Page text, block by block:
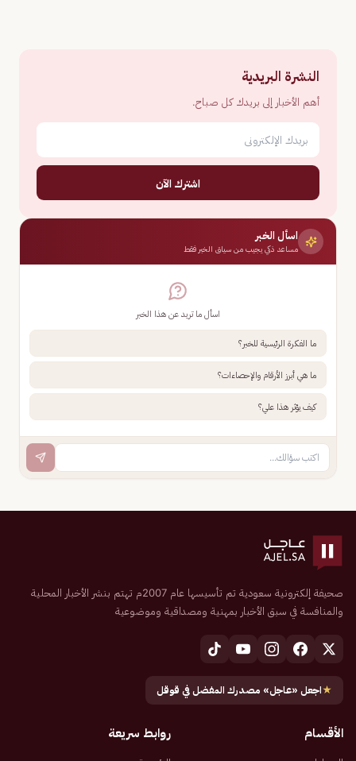
النشرة البريدية
أهم الأخبار إلى بريدك كل صباح.
اشترك الآن
اسأل الخبر
مساعد ذكي يجيب من سياق الخبر فقط
اسأل ما تريد عن هذا الخبر
ما الفكرة الرئيسية للخبر؟
ما هي أبرز الأرقام والإحصاءات؟
كيف يؤثر هذا علي؟
صحيفة إلكترونية سعودية تم تأسيسها عام 2007م تهتم بنشر الأخبار المحلية
والمنافسة في سبق الأخبار بمهنية ومصداقية وموضوعية
★اجعل «عاجل» مصدرك المفضل في قوقل
الأقسام روابط سريعة